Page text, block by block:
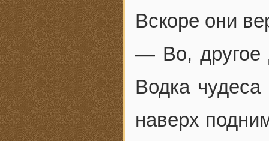
Вскоре они
— Во, другое
Водка
наверх